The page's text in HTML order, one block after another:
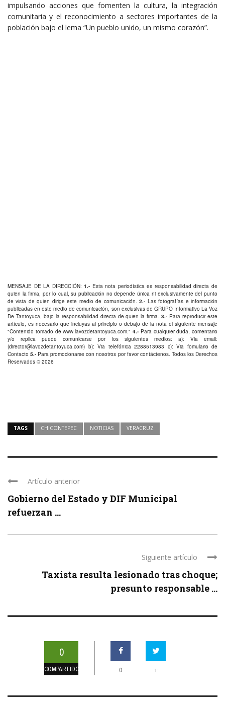
impulsando acciones que fomenten la cultura, la integración
comunitaria y el reconocimiento a sectores importantes de la
población bajo el lema “Un pueblo unido, un mismo corazón”.
MENSAJE DE LA DIRECCIÓN:1.- Esta nota periodística es responsabilidad directa de
quien la firma, por lo cual, su publicación no depende única ni exclusivamente del punto
de vista de quien dirige este medio de comunicación.2.- Las fotografías e información
publicadas en este medio de comunicación, son exclusivas de GRUPO Informativo La Voz
De Tantoyuca, bajo la responsabilidad directa de quien la firma.3.- Para reproducir este
artículo, es necesario que incluyas al principio o debajo de la nota el siguiente mensaje
"Contenido tomado dewww.lavozdetantoyuca.com ." 4.- Para cualquier duda, comentario
y/o replica puede comunicarse por los siguientes medios: a): Via email:
(director@lavozdetantoyuca.com) b): Via telefónica 2288513983 c): Via fomulario de
Contacto 5.- Para promocionarse con nosotros por favorcontáctenos. Todos los Derechos
Reservados © 2026
TAGS CHICONTEPEC NOTICIAS VERACRUZ
Artículo anterior
Gobierno del Estado y DIF Municipal
refuerzan ...
Siguiente artículo
Taxista resulta lesionado tras choque;
presunto responsable ...
0
COMPARTIDOS 0 +